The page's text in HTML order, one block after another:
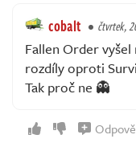
cobalt čtvrtek,
Fallen Order vyšel
rozdíly oproti
Tak proč ne 👻